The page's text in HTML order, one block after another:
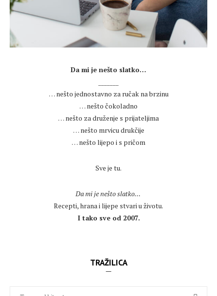
Da mi je nešto slatko…
… nešto jednostavno za ručak na brzinu
… nešto čokoladno
… nešto za druženje s prijateljima
… nešto mrvicu drukčije
… nešto lijepo i s pričom
Sve je tu.
Da mi je nešto slatko…
Recepti, hrana i lijepe stvari u životu.
I tako sve od 2007.
TRAŽILICA